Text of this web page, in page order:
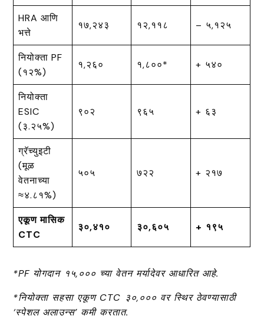
HRA आणि
भत्ते
₹१७,२४३ ₹१२,११८ – ₹५,१२५
नियोक्ता PF
(१२%)
₹१,२६० ₹१,८००* + ₹५४०
नियोक्ता
ESIC
(३.२५%)
₹९०२ ₹९६५ + ₹६३
ग्रॅच्युइटी
(मूळ
वेतनाच्या
≈४.८१%)
₹५०५ ₹७२२ + ₹२१७
एकूण मासिक
CTC
₹३०,४१० ₹३०,६०५ + ₹१९५
*PF योगदान ₹१५,००० च्या वेतन मर्यादेवर आधारित आहे.
*नियोक्ता सहसा एकूण CTC ₹३०,००० वर स्थिर ठेवण्यासाठी
‘स्पेशल अलाउन्स’ कमी करतात.